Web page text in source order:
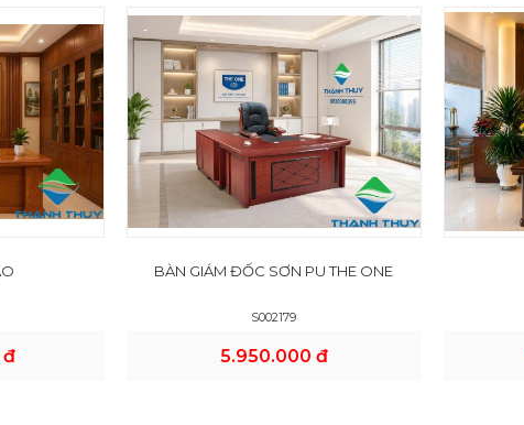
đ
BÀN GIÁM ĐỐC SƠN PU THE ONE
S002179
5.950.000 đ